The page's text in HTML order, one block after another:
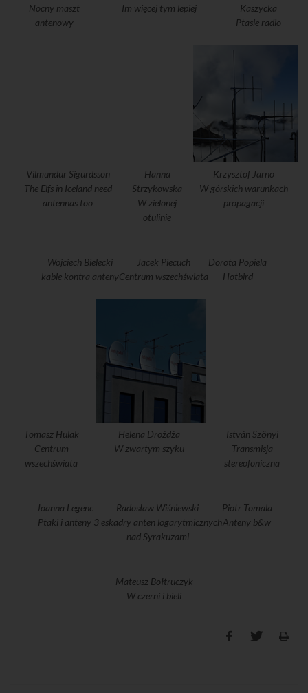
Nocny maszt
antenowy
Im więcej tym lepiej
Kaszycka
Ptasie radio
Vilmundur Sigurdsson
The Elfs in Iceland need
antennas too
Hanna
Strzykowska
W zielonej
otulinie
Krzysztof Jarno
W górskich warunkach
propagacji
Wojciech Bielecki
kable kontra anteny
Jacek Piecuch
Centrum wszechświata
Dorota Popiela
Hotbird
Tomasz Hulak
Centrum
wszechświata
Helena Drożdża
W zwartym szyku
István Szőnyi
Transmisja
stereofoniczna
Joanna Legenc
Ptaki i anteny
Radosław Wiśniewski
3 eskadry anten logarytmicznych
nad Syrakuzami
Piotr Tomala
Anteny b&w
Mateusz Bołtruczyk
W czerni i bieli